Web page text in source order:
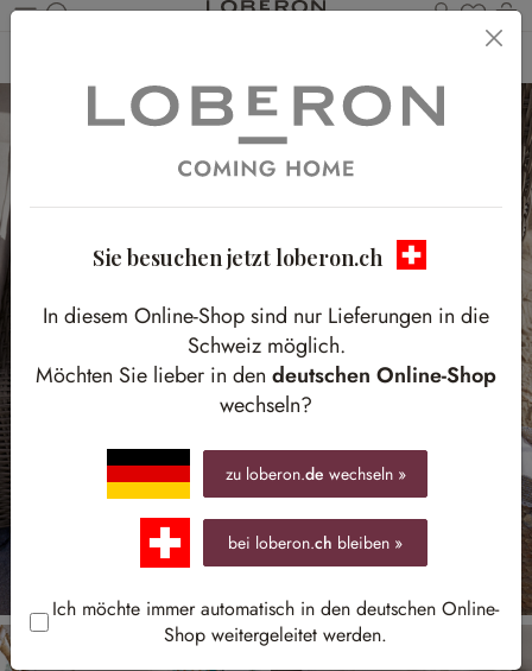
Du
Sie besuchen jetzt loberon.ch
In diesem Online-Shop sind nur Lieferungen in die
Schweiz möglich.
Möchten Sie lieber in den deutschen Online-Shop
wechseln?
zu loberon.de wechseln »
bei loberon.ch bleiben »
Ich möchte immer automatisch in den deutschen Online-
Shop weitergeleitet werden.